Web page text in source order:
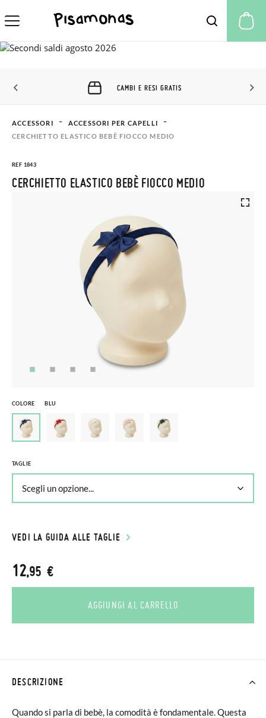
CAMBI E RESI GRATIS
ACCESSORI
ACCESSORI PER CAPELLI
CERCHIETTO ELASTICO BEBÈ FIOCCO MEDIO
REF 1843
CERCHIETTO ELASTICO BEBÈ FIOCCO MEDIO
COLORE BLU
TAGLIE
VEDI LA GUIDA ALLE TAGLIE
12,95 €
AGGIUNGI AL CARRELLO
DESCRIZIONE
Quando si parla di bebè, la comodità è fondamentale. Questa